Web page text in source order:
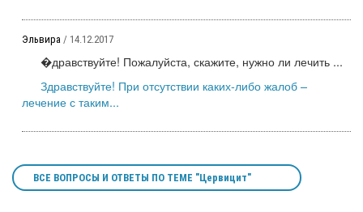
Эльвира / 14.12.2017
�дравствуйте! Пожалуйста, скажите, нужно ли лечить ...
Здравствуйте! При отсутствии каких-либо жалоб –
лечение с таким...
ВСЕ ВОПРОСЫ И ОТВЕТЫ ПО ТЕМЕ "Цервицит"